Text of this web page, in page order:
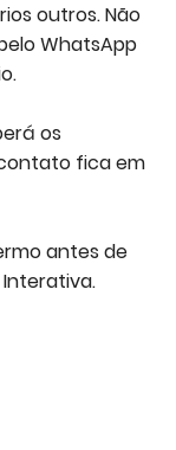
outros. Não
WhatsApp
os
fica em
antes de